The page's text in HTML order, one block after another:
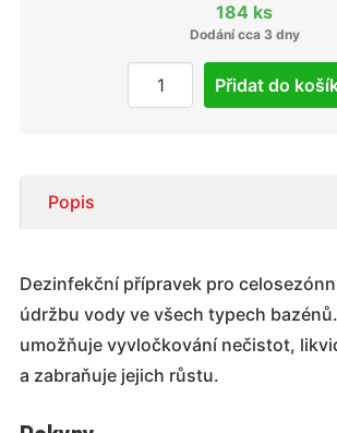
Popis
Dezinfekční přípravek pro
údržbu vody ve všech typech
umožňuje vyvločkování nečistot,
a zabraňuje jejich růstu.
184 ks
Dodání cca 3 dny
Přidat do